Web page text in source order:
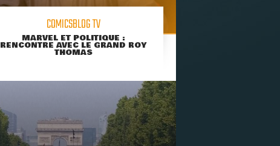
COMICSBLOG TV
MARVEL ET POLITIQUE :
RENCONTRE AVEC LE GRAND ROY
THOMAS